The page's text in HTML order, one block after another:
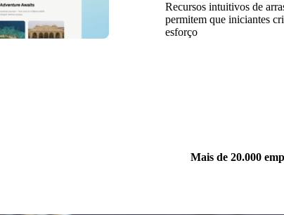
Recursos intuitivos de
permitem que iniciantes
esforço
Mais de 20.000